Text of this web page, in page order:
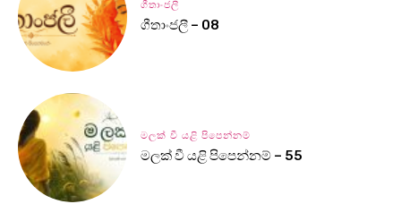
ගීතාංජලී
ගීතාංජලී – 08
මලක් වී යළි පිපෙන්නම්
මලක් වී යළි පිපෙන්නම් – 55